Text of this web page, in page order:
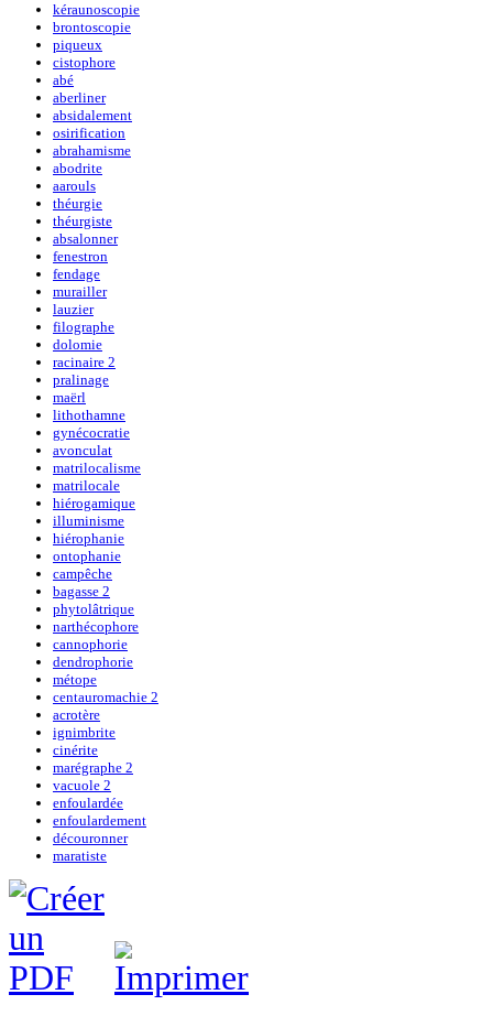
kéraunoscopie
brontoscopie
piqueux
cistophore
abé
aberliner
absidalement
osirification
abrahamisme
abodrite
aarouls
théurgie
théurgiste
absalonner
fenestron
fendage
murailler
lauzier
filographe
dolomie
racinaire 2
pralinage
maërl
lithothamne
gynécocratie
avonculat
matrilocalisme
matrilocale
hiérogamique
illuminisme
hiérophanie
ontophanie
campêche
bagasse 2
phytolâtrique
narthécophore
cannophorie
dendrophorie
métope
centauromachie 2
acrotère
ignimbrite
cinérite
marégraphe 2
vacuole 2
enfoulardée
enfoulardement
découronner
maratiste